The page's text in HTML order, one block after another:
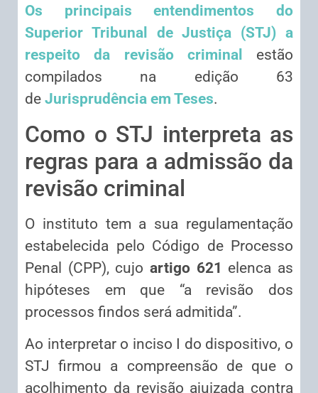
Os principais entendimentos do
Superior Tribunal de Justiça (STJ) a
respeito da revisão criminal
estão
compilados na edição 63
de Jurisprudência em Teses.
Como o STJ interpreta as
regras para a admissão da
revisão criminal
O instituto tem a sua regulamentação
estabelecida pelo Código de Processo
Penal (CPP), cujo artigo 621 elenca as
hipóteses em que “a revisão dos
processos findos será admitida”.
Ao interpretar o inciso I do dispositivo, o
STJ firmou a compreensão de que o
acolhimento da revisão ajuizada contra